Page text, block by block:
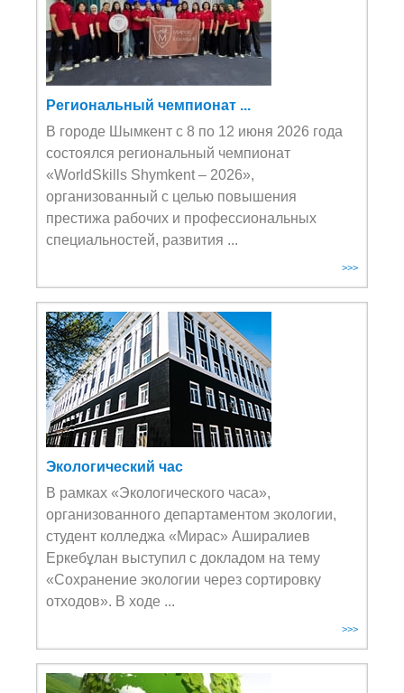
Региональный чемпионат ...
В городе Шымкент с 8 по 12 июня 2026 года
состоялся региональный чемпионат
«WorldSkills Shymkent – 2026»,
организованный с целью повышения
престижа рабочих и профессиональных
специальностей, развития ...
>>>
Экологический час
В рамках «Экологического часа»,
организованного департаментом экологии,
студент колледжа «Мирас» Аширалиев
Еркебұлан выступил с докладом на тему
«Сохранение экологии через сортировку
отходов». В ходе ...
>>>